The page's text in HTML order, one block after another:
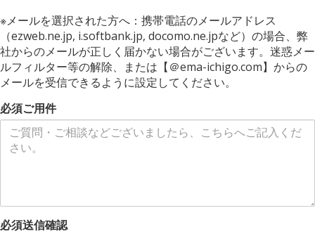
※メールを選択された方へ：携帯電話のメールアドレス
（ezweb.ne.jp, i.softbank.jp, docomo.ne.jpなど）の場合、弊
社からのメールが正しく届かない場合がございます。迷惑メー
ルフィルター等の解除、または【＠ema-ichigo.com】からの
メールを受信できるように設定してください。
必須ご用件
必須送信確認